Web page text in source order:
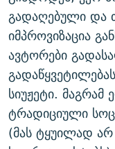
გადაღებული და
იმპროვიზაცია
ავტორები
სიუჟეტი.
ტრადიციული
(მას ტყუილად არ